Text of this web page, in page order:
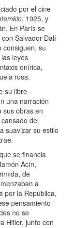
por el cine
, 1925, y
En París se
Salvador Dalí
consiguen, su
leyes
onírica,
rusa.
su libre
una narración
sus obras en
del
suavizar su estilo
que se financia
Acín,
de
a
por la República,
pensamiento
no se
Hitler, junto con